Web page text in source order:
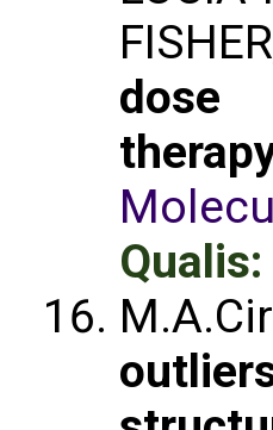
dose
Qualis: